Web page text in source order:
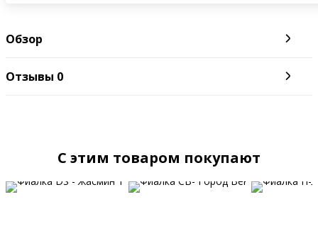
Обзор
Отзывы 0
C этим товаром покупают